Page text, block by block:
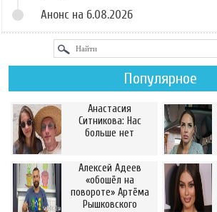
Анонс на 6.08.2026
Популярное
Анастасия
Ситникова: Нас
больше нет
Алексей Адеев
«обошёл на
повороте» Артёма
Рышковского